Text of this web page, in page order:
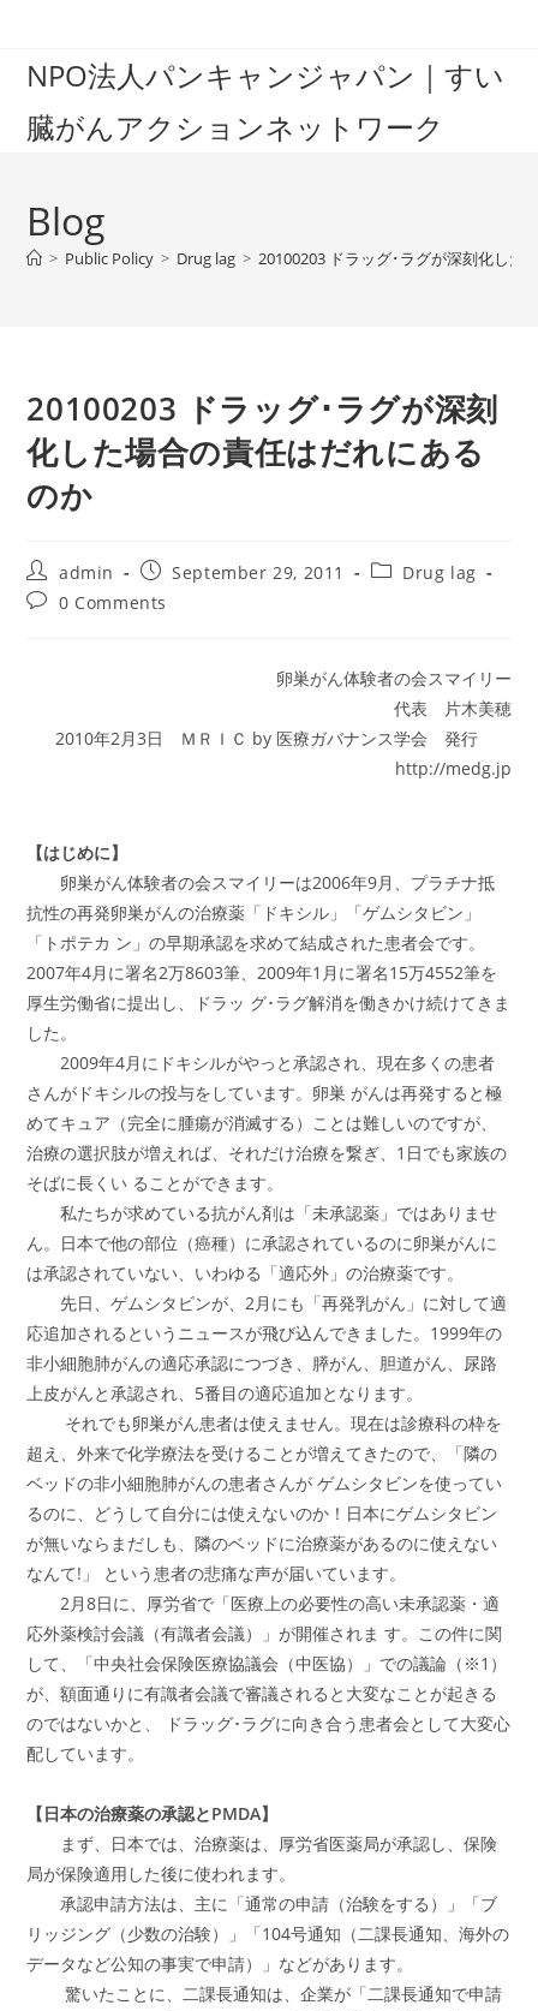
contentNPO法人パンキャンジャパン｜すい
臓がんアクションネットワーク
Blog
> Public Policy > Drug lag > 20100203 ドラッグ･ラグが深刻化した
20100203 ドラッグ･ラグが深刻
化した場合の責任はだれにある
のか
Post
author:
admin
Post
published:
September 29, 2011
PostDrug lag
Post0 Comments
卵巣がん体験者の会スマイリー
代表 片木美穂
2010年2月3日 ＭＲＩＣ by 医療ガバナンス学会 発行
http://medg.jp
【はじめに】
卵巣がん体験者の会スマイリーは2006年9月、プラチナ抵
抗性の再発卵巣がんの治療薬「ドキシル」「ゲムシタビン」
「トポテカ ン」の早期承認を求めて結成された患者会です。
2007年4月に署名2万8603筆、2009年1月に署名15万4552筆を
厚生労働省に提出し、ドラッ グ･ラグ解消を働きかけ続けてきま
した。
2009年4月にドキシルがやっと承認され、現在多くの患者
さんがドキシルの投与をしています。卵巣 がんは再発すると極
めてキュア（完全に腫瘍が消滅する）ことは難しいのですが、
治療の選択肢が増えれば、それだけ治療を繋ぎ、1日でも家族の
そばに長くい ることができます。
私たちが求めている抗がん剤は「未承認薬」ではありませ
ん。日本で他の部位（癌種）に承認されているのに卵巣がんに
は承認されていない、いわゆる「適応外」の治療薬です。
先日、ゲムシタビンが、2月にも「再発乳がん」に対して適
応追加されるというニュースが飛び込んできました。1999年の
非小細胞肺がんの適応承認につづき、膵がん、胆道がん、尿路
上皮がんと承認され、5番目の適応追加となります。
それでも卵巣がん患者は使えません。現在は診療科の枠を
超え、外来で化学療法を受けることが増えてきたので、「隣の
ベッドの非小細胞肺がんの患者さんが ゲムシタビンを使ってい
るのに、どうして自分には使えないのか！日本にゲムシタビン
が無いならまだしも、隣のベッドに治療薬があるのに使えない
なんて!」 という患者の悲痛な声が届いています。
2月8日に、厚労省で「医療上の必要性の高い未承認薬・適
応外薬検討会議（有識者会議）」が開催されま す。この件に関
して、「中央社会保険医療協議会（中医協）」での議論（※1）
が、額面通りに有識者会議で審議されると大変なことが起きる
のではないかと、 ドラッグ･ラグに向き合う患者会として大変心
配しています。
【日本の治療薬の承認とPMDA】
まず、日本では、治療薬は、厚労省医薬局が承認し、保険
局が保険適用した後に使われます。
承認申請方法は、主に「通常の申請（治験をする）」「ブ
リッジング（少数の治験）」「104号通知（二課長通知、海外の
データなど公知の事実で申請）」などがあります。
驚いたことに、二課長通知は、企業が「二課長通知で申請